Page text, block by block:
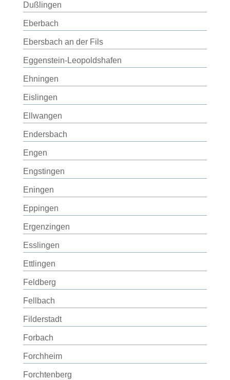
Dußlingen
Eberbach
Ebersbach an der Fils
Eggenstein-Leopoldshafen
Ehningen
Eislingen
Ellwangen
Endersbach
Engen
Engstingen
Eningen
Eppingen
Ergenzingen
Esslingen
Ettlingen
Feldberg
Fellbach
Filderstadt
Forbach
Forchheim
Forchtenberg